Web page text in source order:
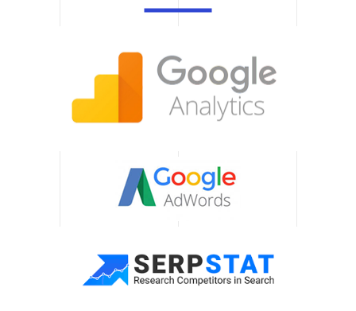
Включаем аналитику,
долгосрочного успеха.
Постоянная
поддержка
рекомендации для
будущих кампаний. Мы
Оперативность